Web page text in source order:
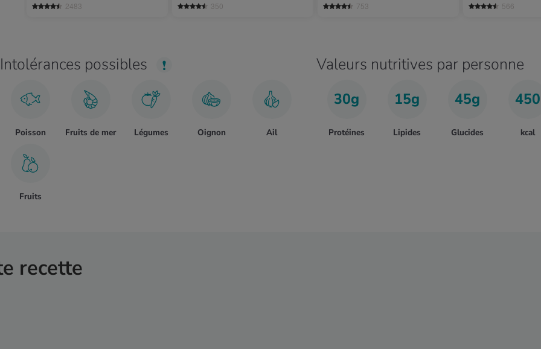
2483 350 753 566
Intolérances possibles
Poisson Fruits de mer Légumes Oignon Ail
Fruits
Valeurs nutritives par personne
30g
Protéines
15g
Lipides
45g
Glucides
450
kcal
recette